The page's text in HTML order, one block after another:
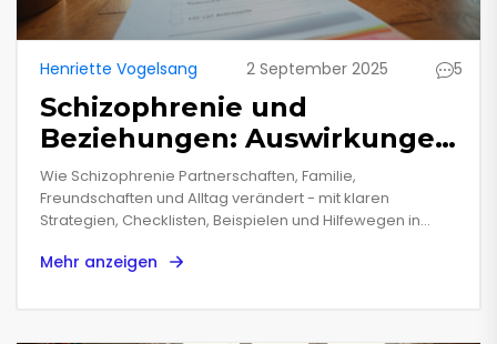
Henriette Vogelsang 2 September 2025 5
Schizophrenie und
Beziehungen: Auswirkungen
auf Partnerschaft & soziales
Leben (Ratgeber 2025)
Wie Schizophrenie Partnerschaften, Familie,
Freundschaften und Alltag verändert - mit klaren
Strategien, Checklisten, Beispielen und Hilfewegen in
Mehr anzeigen